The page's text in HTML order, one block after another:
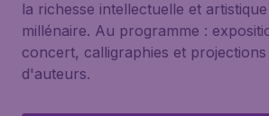
la richesse intellectuelle et
millénaire. Au programme :
concert, calligraphies et projections
d'auteurs.